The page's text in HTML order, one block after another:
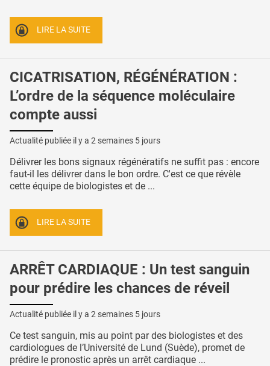
LIRE LA SUITE
CICATRISATION, RÉGÉNÉRATION :
L’ordre de la séquence moléculaire
compte aussi
Actualité publiée il y a 2 semaines 5 jours
Délivrer les bons signaux régénératifs ne suffit pas : encore
faut-il les délivrer dans le bon ordre. C'est ce que révèle
cette équipe de biologistes et de ...
LIRE LA SUITE
ARRÊT CARDIAQUE : Un test sanguin
pour prédire les chances de réveil
Actualité publiée il y a 2 semaines 5 jours
Ce test sanguin, mis au point par des biologistes et des
cardiologues de l’Université de Lund (Suède), promet de
prédire le pronostic après un arrêt cardiaque ...